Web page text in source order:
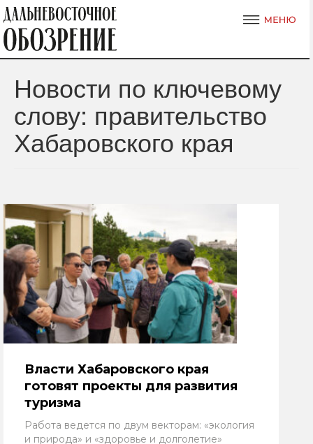
Новости по ключевому
слову: правительство
Хабаровского края
Власти Хабаровского края
готовят проекты для развития
туризма
Работа ведется по двум векторам: «экология
и природа» и «здоровье и долголетие»